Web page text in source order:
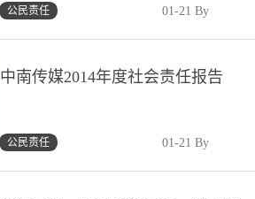
01-21 By
公民责任
中南传媒2014年度社会责任报告
01-21 By
公民责任